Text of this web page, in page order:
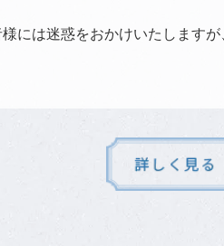
様には迷惑をおかけいたします
お知らせ
り料金変更のお知らせ